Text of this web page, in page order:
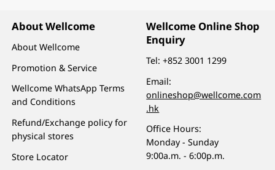
About Wellcome
About Wellcome
Promotion & Service
Wellcome WhatsApp Terms
and Conditions
Refund/Exchange policy for
physical stores
Store Locator
Wellcome Online Shop
Enquiry
Tel:+852 3001 1299
Email:
onlineshop@wellcome.com
.hk
Office Hours:
Monday - Sunday
9:00a.m. - 6:00p.m.